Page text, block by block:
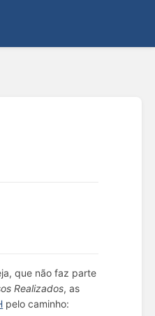
que não faz parte
Realizados, as
pelo caminho: